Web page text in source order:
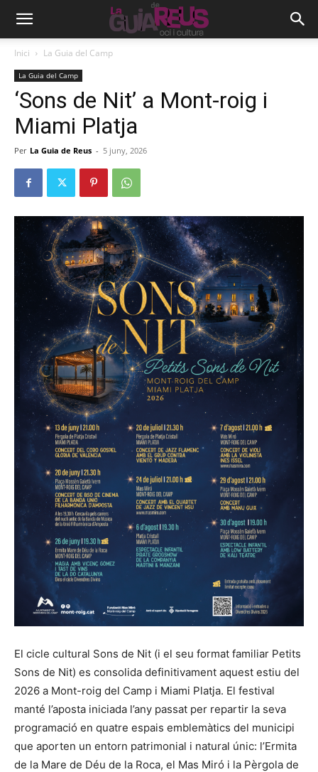
Inici La Guia del Camp
La Guia del Camp
‘Sons de Nit’ a Mont-roig i
Miami Platja
Per La Guia de Reus - 5 juny, 2026
El cicle cultural Sons de Nit (i el seu format familiar Petits
Sons de Nit) es consolida definitivament aquest estiu del
2026 a Mont-roig del Camp i Miami Platja. El festival
manté l’aposta iniciada l’any passat per repartir la seva
programació en quatre espais emblemàtics del municipi
que aporten un entorn patrimonial i natural únic: l’Ermita
de la Mare de Déu de la Roca, el Mas Miró i la Pèrgola de